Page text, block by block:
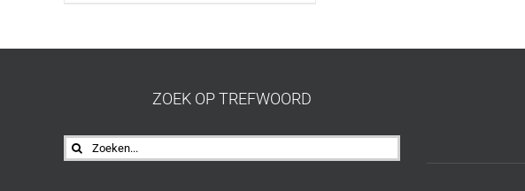
ZOEK OP TREFWOORD
Zoeken
naar: